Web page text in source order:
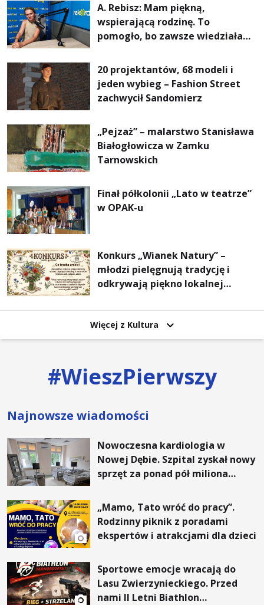
A. Rebisz: Mam piękną,
wspierającą rodzinę. To
pomogło, bo zawsze wiedziałam,
najważniejsza
20 projektantów, 68 modeli i
jeden wybieg – Fashion Street
zachwycił Sandomierz
„Pejzaż” – malarstwo Stanisława
Białogłowicza w Zamku
Tarnowskich
Finał półkolonii „Lato w teatrze”
w OPAK-u
Konkurs „Wianek Natury” –
młodzi pielęgnują tradycję i
odkrywają piękno lokalnej
Więcej z Kultura
#WieszPierwszy
Najnowsze wiadomości
Nowoczesna kardiologia w
Nowej Dębie. Szpital zyskał nowy
sprzęt za ponad pół miliona
„Mamo, Tato wróć do pracy”.
Rodzinny piknik z poradami
ekspertów i atrakcjami dla dzieci
Sportowe emocje wracają do
Lasu Zwierzynieckiego. Przed
nami II Letni Biathlon